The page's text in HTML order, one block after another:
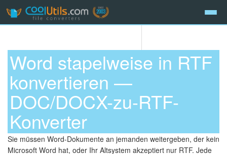
Word stapelweise in RTF
konvertieren —
DOC/DOCX-zu-RTF-
Konverter
Sie müssen Word-Dokumente an jemanden weitergeben, der kein
Microsoft Word hat, oder Ihr Altsystem akzeptiert nur RTF. Jede